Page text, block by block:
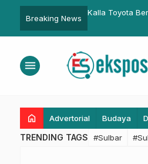
Breaking News
Polda Sulbar,
Turnamen Bola Voli
Kalla Toyota
menu
home Advertorial Budaya
TRENDING TAGS #Sulbar